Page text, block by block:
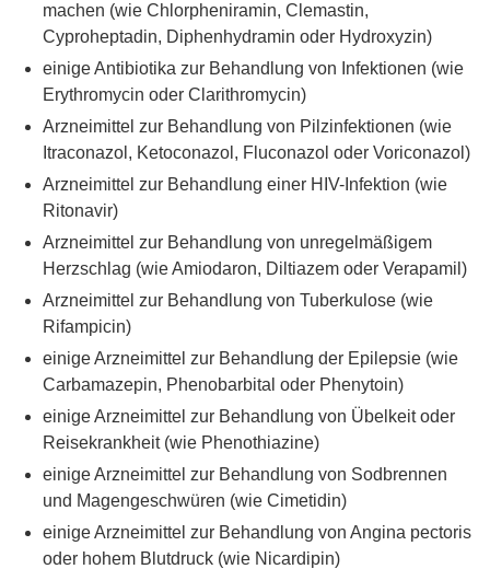
machen (wie Chlorpheniramin, Clemastin,
Cyproheptadin, Diphenhydramin oder Hydroxyzin)
einige Antibiotika zur Behandlung von Infektionen (wie
Erythromycin oder Clarithromycin)
Arzneimittel zur Behandlung von Pilzinfektionen (wie
Itraconazol, Ketoconazol, Fluconazol oder Voriconazol)
Arzneimittel zur Behandlung einer HIV-Infektion (wie
Ritonavir)
Arzneimittel zur Behandlung von unregelmäßigem
Herzschlag (wie Amiodaron, Diltiazem oder Verapamil)
Arzneimittel zur Behandlung von Tuberkulose (wie
Rifampicin)
einige Arzneimittel zur Behandlung der Epilepsie (wie
Carbamazepin, Phenobarbital oder Phenytoin)
einige Arzneimittel zur Behandlung von Übelkeit oder
Reisekrankheit (wie Phenothiazine)
einige Arzneimittel zur Behandlung von Sodbrennen
und Magengeschwüren (wie Cimetidin)
einige Arzneimittel zur Behandlung von Angina pectoris
oder hohem Blutdruck (wie Nicardipin)